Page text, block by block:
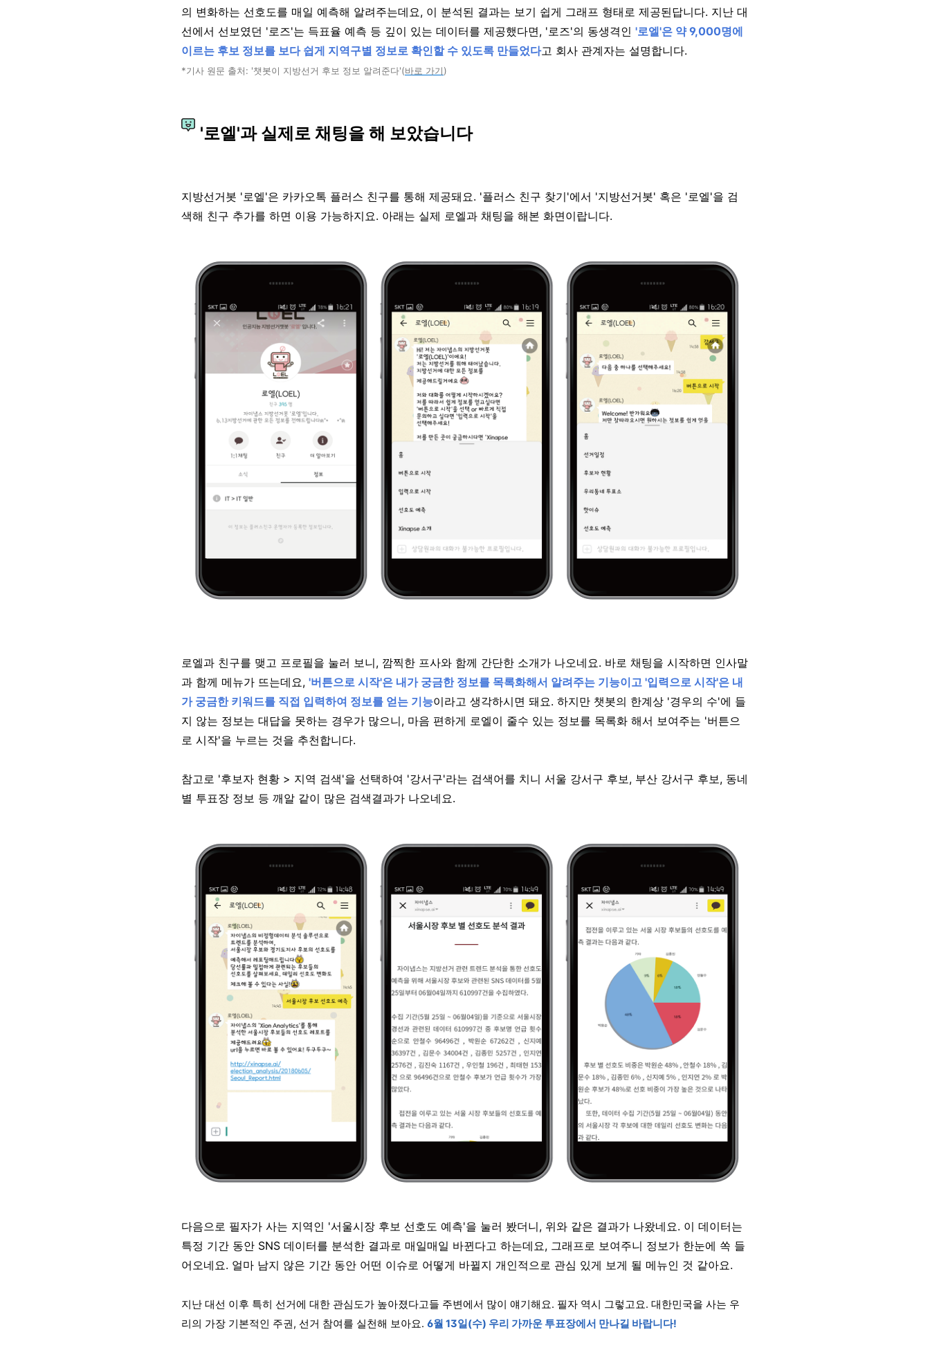
의 변화하는 선호도를 매일 예측해 알려주는데요, 이 분석된 결과는 보기 쉽게 그래프 형태로 제공된답니다. 지난 대
선에서 선보였던 '로즈'는 득표율 예측 등 깊이 있는 데이터를 제공했다면, '로즈'의 동생격인 '로엘'은 약 9,000명에
이르는 후보 정보를 보다 쉽게 지역구별 정보로 확인할 수 있도록 만들었다고 회사 관계자는 설명합니다.
*기사 원문 출처: '챗봇이 지방선거 후보 정보 알려준다'(바로 가기)
'로엘'과 실제로 채팅을 해 보았습니다
지방선거봇 '로엘'은 카카오톡 플러스 친구를 통해 제공돼요. '플러스 친구 찾기'에서 '지방선거봇' 혹은 '로엘'을 검
색해 친구 추가를 하면 이용 가능하지요. 아래는 실제 로엘과 채팅을 해본 화면이랍니다.
로엘과 친구를 맺고 프로필을 눌러 보니, 깜찍한 프사와 함께 간단한 소개가 나오네요. 바로 채팅을 시작하면 인사말
과 함께 메뉴가 뜨는데요, '버튼으로 시작'은 내가 궁금한 정보를 목록화해서 알려주는 기능이고 '입력으로 시작'은 내
가 궁금한 키워드를 직접 입력하여 정보를 얻는 기능이라고 생각하시면 돼요. 하지만 챗봇의 한계상 '경우의 수'에 들
지 않는 정보는 대답을 못하는 경우가 많으니, 마음 편하게 로엘이 줄수 있는 정보를 목록화 해서 보여주는 '버튼으
로 시작'을 누르는 것을 추천합니다.
참고로 '후보자 현황 > 지역 검색'을 선택하여 '강서구'라는 검색어를 치니 서울 강서구 후보, 부산 강서구 후보, 동네
별 투표장 정보 등 깨알 같이 많은 검색결과가 나오네요.
다음으로 필자가 사는 지역인 '서울시장 후보 선호도 예측'을 눌러 봤더니, 위와 같은 결과가 나왔네요. 이 데이터는
특정 기간 동안 SNS 데이터를 분석한 결과로 매일매일 바뀐다고 하는데요, 그래프로 보여주니 정보가 한눈에 쏙 들
어오네요. 얼마 남지 않은 기간 동안 어떤 이슈로 어떻게 바뀔지 개인적으로 관심 있게 보게 될 메뉴인 것 같아요.
지난 대선 이후 특히 선거에 대한 관심도가 높아졌다고들 주변에서 많이 얘기해요. 필자 역시 그렇고요. 대한민국을 사는 우
리의 가장 기본적인 주권, 선거 참여를 실천해 보아요. 6월 13일(수) 우리 가까운 투표장에서 만나길 바랍니다!